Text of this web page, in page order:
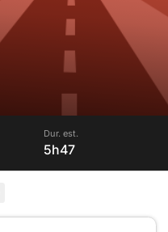
Dur. est.
5h47